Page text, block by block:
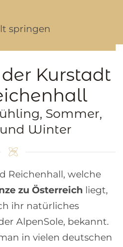
springen
Kurstadt
Sommer,
Winter
Reichenhall, welche
zu Österreich liegt,
ihr natürliches
AlpenSole, bekannt.
in vielen deutschen